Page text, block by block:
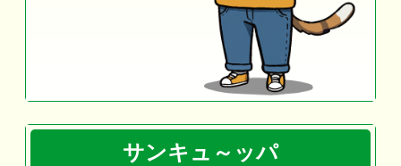
サンキュ～ッパ